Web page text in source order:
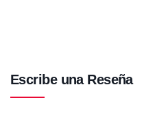
Escribe una Reseña